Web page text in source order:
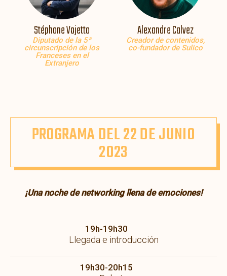
Stéphane Vojetta
Diputado de la 5ª
circunscripción de los
Franceses en el
Extranjero
Alexandre Calvez
Creador de contenidos,
co-fundador de Sulico
PROGRAMA DEL 22 DE JUNIO
2023
¡Una noche de networking llena de emociones!
19h-19h30
Llegada e introducción
19h30-20h15